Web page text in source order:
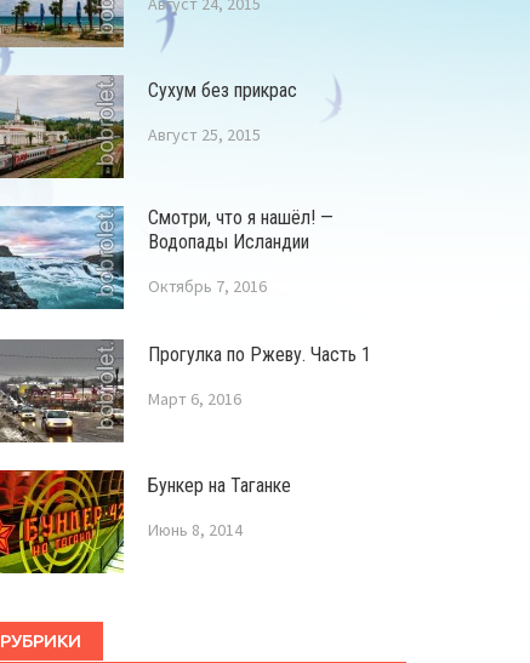
Сухум без прикрас
Август 25, 2015
Смотри, что я нашёл! —
Водопады Исландии
Октябрь 7, 2016
Прогулка по Ржеву. Часть 1
Март 6, 2016
Бункер на Таганке
Июнь 8, 2014
РУБРИКИ